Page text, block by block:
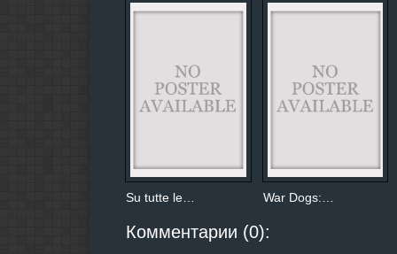
Su tutte le… War Dogs:…
Комментарии (0):